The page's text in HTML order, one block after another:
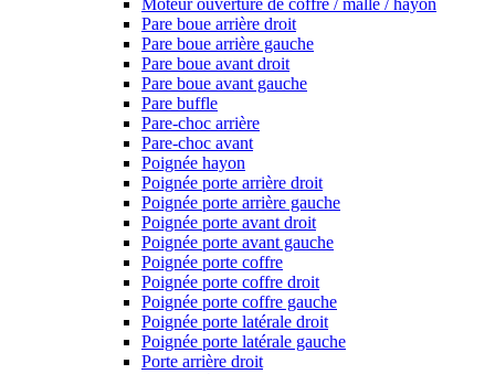
Moteur ouverture de coffre / malle / hayon
Pare boue arrière droit
Pare boue arrière gauche
Pare boue avant droit
Pare boue avant gauche
Pare buffle
Pare-choc arrière
Pare-choc avant
Poignée hayon
Poignée porte arrière droit
Poignée porte arrière gauche
Poignée porte avant droit
Poignée porte avant gauche
Poignée porte coffre
Poignée porte coffre droit
Poignée porte coffre gauche
Poignée porte latérale droit
Poignée porte latérale gauche
Porte arrière droit